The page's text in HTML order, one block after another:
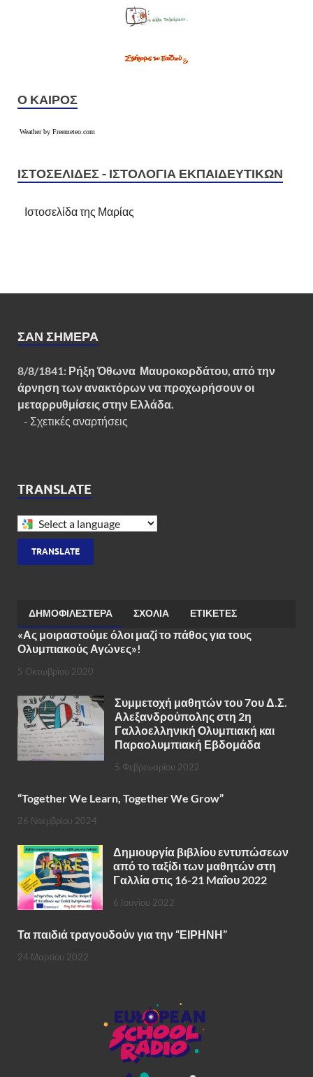
Ο ΚΑΙΡΌΣ
Weather by Freemeteo.com
ΙΣΤΟΣΕΛΊΔΕΣ - ΙΣΤΟΛΌΓΙΑ ΕΚΠΑΙΔΕΥΤΙΚΏΝ
Ιστοσελίδα της Μαρίας
ΣΑΝ ΣΉΜΕΡΑ
8/8/1841: Ρήξη Όθωνα  Μαυροκορδάτου, από την
άρνηση των ανακτόρων να προχωρήσουν οι
μεταρρυθμίσεις στην Ελλάδα.
- Σχετικές αναρτήσεις
TRANSLATE
TRANSLATE
ΔΗΜΟΦΙΛΈΣΤΕΡΑ ΣΧΌΛΙΑ ΕΤΙΚΈΤΕΣ
«Ας μοιραστούμε όλοι μαζί το πάθος για τους
Ολυμπιακούς Αγώνες»!
5 Οκτωβρίου 2020
Συμμετοχή μαθητών του 7ου Δ.Σ.
Αλεξανδρούπολης στη 2η
Γαλλοελληνική Ολυμπιακή και
Παραολυμπιακή Εβδομάδα
5 Φεβρουαρίου 2022
“Together We Learn, Together We Grow”
26 Νοεμβρίου 2024
Δημιουργία βιβλίου εντυπώσεων
από το ταξίδι των μαθητών στη
Γαλλία στις 16-21 Mαΐου 2022
6 Ιουνίου 2022
Τα παιδιά τραγουδούν για την “ΕΙΡΗΝΗ”
24 Μαρτίου 2022